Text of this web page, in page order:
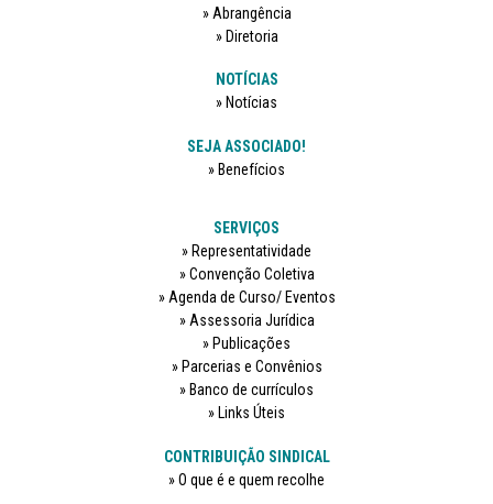
Abrangência
Diretoria
NOTÍCIAS
Notícias
SEJA ASSOCIADO!
Benefícios
SERVIÇOS
Representatividade
Convenção Coletiva
Agenda de Curso/ Eventos
Assessoria Jurídica
Publicações
Parcerias e Convênios
Banco de currículos
Links Úteis
CONTRIBUIÇÃO SINDICAL
O que é e quem recolhe